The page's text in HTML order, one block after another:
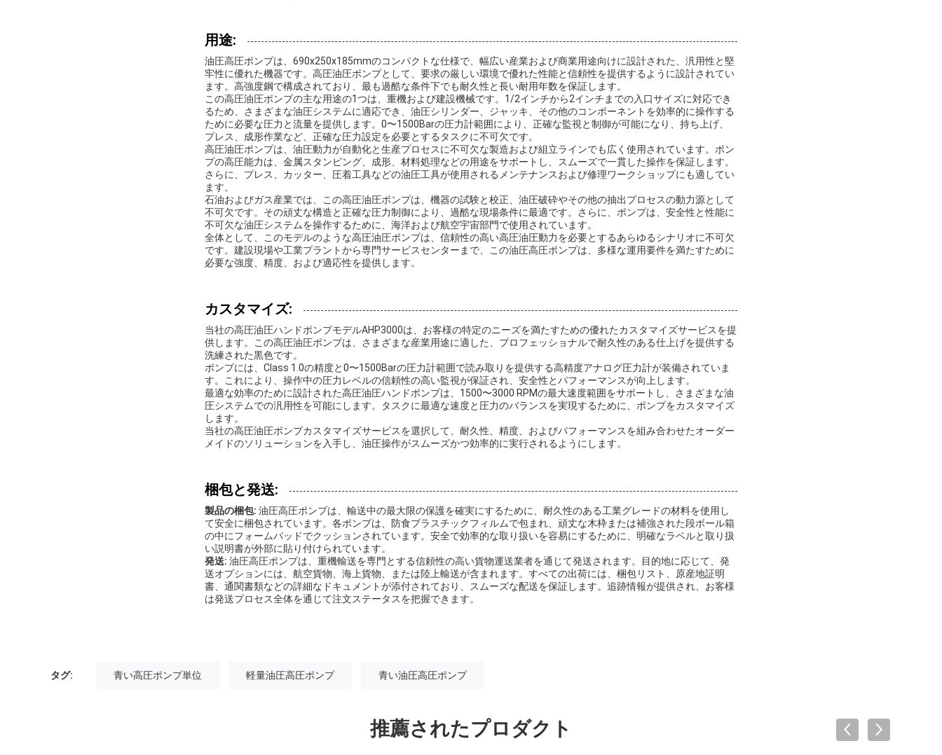
用途:
油圧高圧ポンプは、690x250x185mmのコンパクトな仕様で、幅広い産業および商業用途向けに設計された、汎用性と堅
牢性に優れた機器です。高圧油圧ポンプとして、要求の厳しい環境で優れた性能と信頼性を提供するように設計されてい
ます。高強度鋼で構成されており、最も過酷な条件下でも耐久性と長い耐用年数を保証します。
この高圧油圧ポンプの主な用途の1つは、重機および建設機械です。1/2インチから2インチまでの入口サイズに対応でき
るため、さまざまな油圧システムに適応でき、油圧シリンダー、ジャッキ、その他のコンポーネントを効率的に操作する
ために必要な圧力と流量を提供します。0〜1500Barの圧力計範囲により、正確な監視と制御が可能になり、持ち上げ、
プレス、成形作業など、正確な圧力設定を必要とするタスクに不可欠です。
高圧油圧ポンプは、油圧動力が自動化と生産プロセスに不可欠な製造および組立ラインでも広く使用されています。ポン
プの高圧能力は、金属スタンピング、成形、材料処理などの用途をサポートし、スムーズで一貫した操作を保証します。
さらに、プレス、カッター、圧着工具などの油圧工具が使用されるメンテナンスおよび修理ワークショップにも適してい
ます。
石油およびガス産業では、この高圧油圧ポンプは、機器の試験と校正、油圧破砕やその他の抽出プロセスの動力源として
不可欠です。その頑丈な構造と正確な圧力制御により、過酷な現場条件に最適です。さらに、ポンプは、安全性と性能に
不可欠な油圧システムを操作するために、海洋および航空宇宙部門で使用されています。
全体として、このモデルのような高圧油圧ポンプは、信頼性の高い高圧油圧動力を必要とするあらゆるシナリオに不可欠
です。建設現場や工業プラントから専門サービスセンターまで、この油圧高圧ポンプは、多様な運用要件を満たすために
必要な強度、精度、および適応性を提供します。
カスタマイズ:
当社の高圧油圧ハンドポンプモデルAHP3000は、お客様の特定のニーズを満たすための優れたカスタマイズサービスを提
供します。この高圧油圧ポンプは、さまざまな産業用途に適した、プロフェッショナルで耐久性のある仕上げを提供する
洗練された黒色です。
ポンプには、Class 1.0の精度と0〜1500Barの圧力計範囲で読み取りを提供する高精度アナログ圧力計が装備されていま
す。これにより、操作中の圧力レベルの信頼性の高い監視が保証され、安全性とパフォーマンスが向上します。
最適な効率のために設計された高圧油圧ハンドポンプは、1500〜3000 RPMの最大速度範囲をサポートし、さまざまな油
圧システムでの汎用性を可能にします。タスクに最適な速度と圧力のバランスを実現するために、ポンプをカスタマイズ
します。
当社の高圧油圧ポンプカスタマイズサービスを選択して、耐久性、精度、およびパフォーマンスを組み合わせたオーダー
メイドのソリューションを入手し、油圧操作がスムーズかつ効率的に実行されるようにします。
梱包と発送:
製品の梱包: 油圧高圧ポンプは、輸送中の最大限の保護を確実にするために、耐久性のある工業グレードの材料を使用し
て安全に梱包されています。各ポンプは、防食プラスチックフィルムで包まれ、頑丈な木枠または補強された段ボール箱
の中にフォームパッドでクッションされています。安全で効率的な取り扱いを容易にするために、明確なラベルと取り扱
い説明書が外部に貼り付けられています。
発送: 油圧高圧ポンプは、重機輸送を専門とする信頼性の高い貨物運送業者を通じて発送されます。目的地に応じて、発
送オプションには、航空貨物、海上貨物、または陸上輸送が含まれます。すべての出荷には、梱包リスト、原産地証明
書、通関書類などの詳細なドキュメントが添付されており、スムーズな配送を保証します。追跡情報が提供され、お客様
は発送プロセス全体を通じて注文ステータスを把握できます。
タグ: 青い高圧ポンプ単位 軽量油圧高圧ポンプ 青い油圧高圧ポンプ
推薦されたプロダクト